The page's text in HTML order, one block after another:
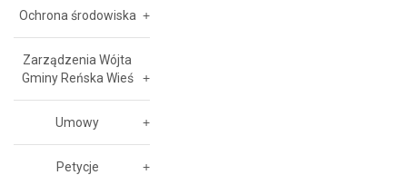
Ochrona środowiska
Zarządzenia Wójta
Gminy Reńska Wieś
Umowy
Petycje